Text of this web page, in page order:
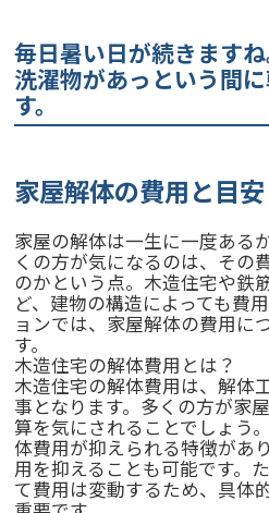
毎日暑い日が続きます
洗濯物があっという間
す。
家屋解体の費用と目安
家屋の解体は一生に一度ある
くの方が気になるのは、その
のかという点。木造住宅や鉄
ど、建物の構造によっても費
ョンでは、家屋解体の費用に
す。
木造住宅の解体費用とは？
木造住宅の解体費用は、解体
事となります。多くの方が家
算を気にされることでしょう
体費用が抑えられる特徴があ
用を抑えることも可能です。
て費用は変動するため、具体